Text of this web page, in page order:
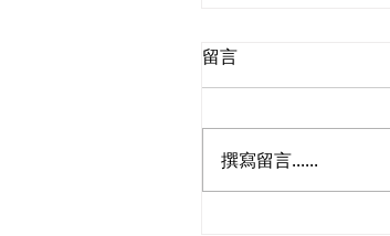
留言
撰寫留言......